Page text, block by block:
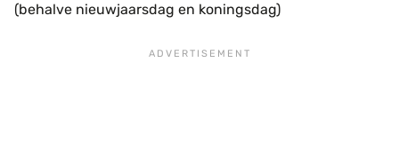
(behalve nieuwjaarsdag en koningsdag)